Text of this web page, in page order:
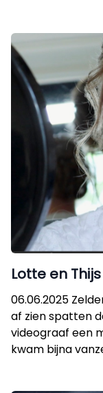
Lotte en Thijs
06.06.2025
af zien spatten
videograaf een
kwam bijna